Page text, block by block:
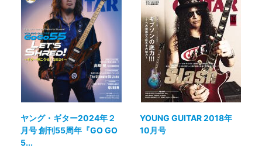
ヤング・ギター2024年２
月号 創刊55周年『GO GO
5...
YOUNG GUITAR 2018年
10月号